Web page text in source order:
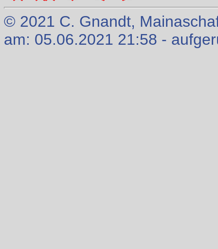
© 2021 C. Gnandt,
am: 05.06.2021 21:58 -